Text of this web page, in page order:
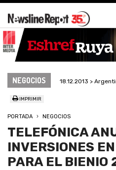
NEGOCIOS 18.12.2013 >
IMPRIMIR
PORTADA NEGOCIOS
TELEFÓNICA
INVERSIONES
PARA EL